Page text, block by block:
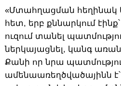
«Մտահղացման հեղինակ
հետ, երբ քննարկում
ուզում տանել
ներկայացնել, կանգ
Քանի որ նրա
ամենաառեղծվածայինն է՝